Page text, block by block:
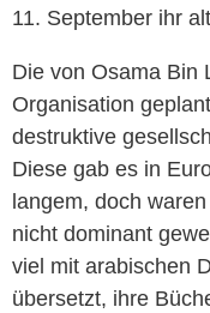
11. September ihr
Die von Osama Bin
Organisation
destruktive
Diese gab es in
langem, doch
nicht dominant
viel mit arabischen
übersetzt, ihre